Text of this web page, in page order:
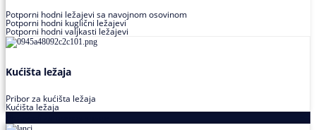
Potporni hodni ležajevi sa navojnom osovinom
Potporni hodni kuglični ležajevi
Potporni hodni valjkasti ležajevi
Kućišta ležaja
Pribor za kućišta ležaja
Kućišta ležaja